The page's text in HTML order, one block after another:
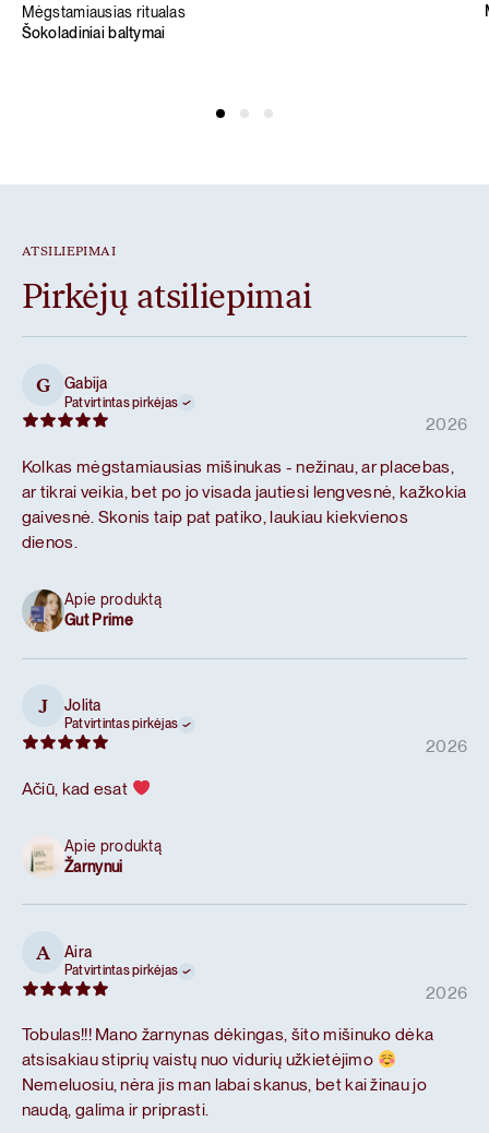
Mėgstamiausias ritualas
Šokoladiniai baltymai
ATSILIEPIMAI
Pirkėjų atsiliepimai
G Gabija
Patvirtintas pirkėjas
2026
Kolkas mėgstamiausias mišinukas - nežinau, ar placebas,
ar tikrai veikia, bet po jo visada jautiesi lengvesnė, kažkokia
gaivesnė. Skonis taip pat patiko, laukiau kiekvienos
dienos.
Apie produktą
Gut Prime
J Jolita
Patvirtintas pirkėjas
2026
Ačiū, kad esat
Apie produktą
Žarnynui
A Aira
Patvirtintas pirkėjas
2026
Tobulas!!! Mano žarnynas dėkingas, šito mišinuko dėka
atsisakiau stiprių vaistų nuo vidurių užkietėjimo
Nemeluosiu, nėra jis man labai skanus, bet kai žinau jo
naudą, galima ir priprasti.